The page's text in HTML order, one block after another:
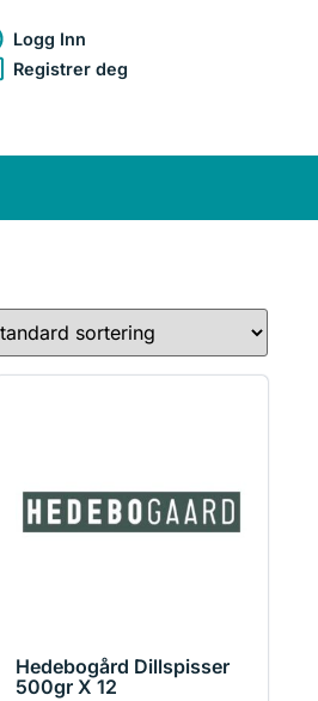
Logg Inn
Registrer deg
Hedebogård Dillspisser
500gr X 12